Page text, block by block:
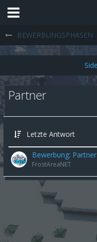
BEWERBUNGSPHASEN
Partner
Letzte Antwort
Bewerbung: Partner
FrostAreaNET